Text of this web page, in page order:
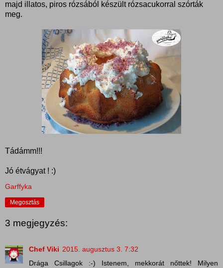
majd illatos, piros rózsából készült rózsacukorral szórták
meg.
Tádámm!!!
Jó étvágyat ! :)
Garffyka
Megosztás
3 megjegyzés:
Chef Viki 2015. augusztus 3. 7:32
Drága Csillagok :-) Istenem, mekkorát nőttek! Milyen